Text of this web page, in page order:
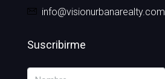
info@visionurbanarealty.com
Suscribirme